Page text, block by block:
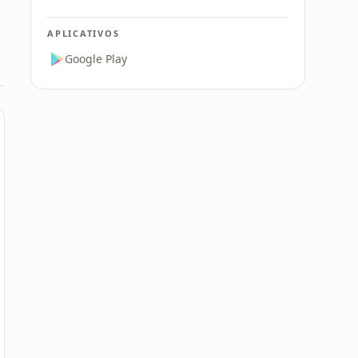
APLICATIVOS
Google Play